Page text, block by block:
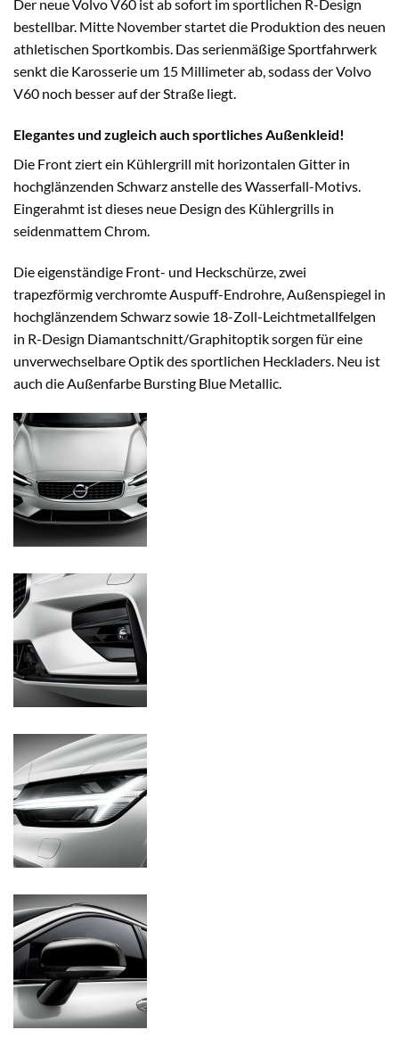
Der neue Volvo V60 ist ab sofort im sportlichen R-Design
bestellbar. Mitte November startet die Produktion des neuen
athletischen Sportkombis. Das serienmäßige Sportfahrwerk
senkt die Karosserie um 15 Millimeter ab, sodass der Volvo
V60 noch besser auf der Straße liegt.
Elegantes und zugleich auch sportliches Außenkleid!
Die Front ziert ein Kühlergrill mit horizontalen Gitter in
hochglänzenden Schwarz anstelle des Wasserfall-Motivs.
Eingerahmt ist dieses neue Design des Kühlergrills in
seidenmattem Chrom.
Die eigenständige Front- und Heckschürze, zwei
trapezförmig verchromte Auspuff-Endrohre, Außenspiegel in
hochglänzendem Schwarz sowie 18-Zoll-Leichtmetallfelgen
in R-Design Diamantschnitt/Graphitoptik sorgen für eine
unverwechselbare Optik des sportlichen Heckladers. Neu ist
auch die Außenfarbe Bursting Blue Metallic.